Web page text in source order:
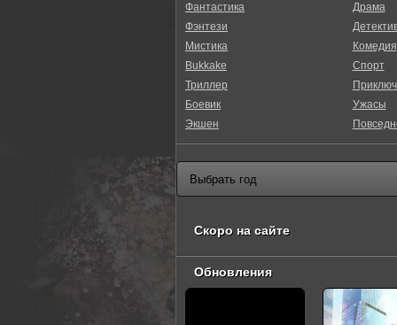
Фантастика
Фэнтези
Мистика
Bukkake
Триллер
Боевик
Экшен
Драма
Комедия
Спорт
Ужасы
Скоро на сайте
Обновления